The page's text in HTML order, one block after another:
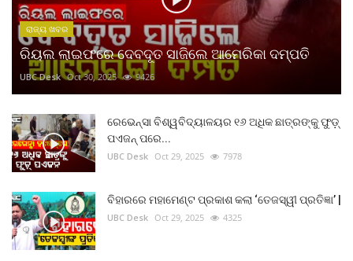
ରାଜ୍ୟ ଖବର
ରିୟଲ ଲାଇଫରେ ଦେବଦୂତ ସାଜିଲେ ଆମେରିକା ଦମ୍ପତି
UBC Desk Oct 30, 2025 9426
ରେଭେନ୍ସା ବିଶ୍ୱବିଦ୍ୟାଳୟର ୧୬ ଅଧିକ ଛାତ୍ରଙ୍କୁ ଫୁଡ଼୍
ପଏଜନ୍ ପରେ...
UBC Desk Oct 29, 2025 7978
ବିହାରରେ ମହାମେଣ୍ଟ ପ୍ରକାଶ କଲା ‘ତେଜସ୍ୱୀ ପ୍ରତିଜ୍ଞା’ |
UBC Desk Oct 29, 2025 4325